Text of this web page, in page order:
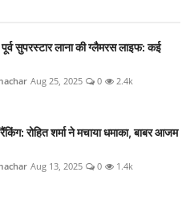
सुपरस्टार लाना की ग्लैमरस लाइफ: कई
Aug 25, 2025 0 2.4k
रोहित शर्मा ने मचाया धमाका, बाबर आजम
Aug 13, 2025 0 1.4k